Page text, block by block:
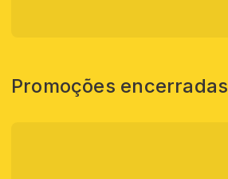
Promoções encerradas